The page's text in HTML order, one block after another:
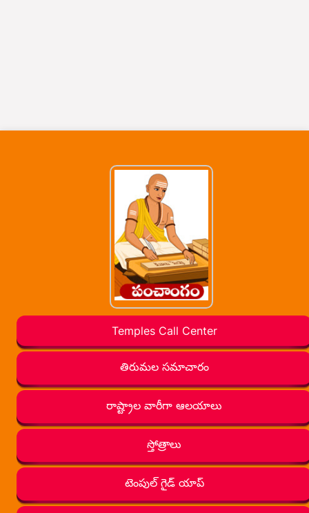
Temples Call Center
తిరుమల సమాచారం
రాష్ట్రాల వారీగా ఆలయాలు
స్తోత్రాలు
టెంపుల్ గైడ్ యాప్